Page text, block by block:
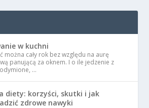
w kuchni
można cały rok bez względu na aurę
panującą za oknem. I o ile jedzenie z
…
diety: korzyści, skutki i jak
zdrowe nawyki